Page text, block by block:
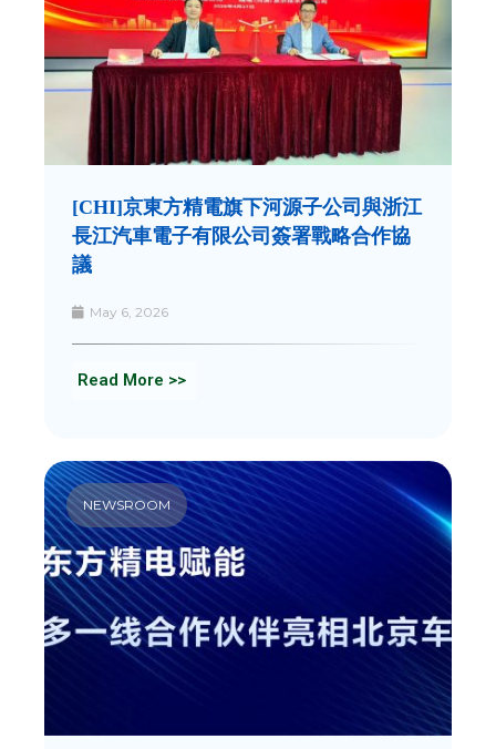
[CHI]京東方精電旗下河源子公司與浙江
長江汽車電子有限公司簽署戰略合作協
議
May 6, 2026
Read More >>
NEWSROOM